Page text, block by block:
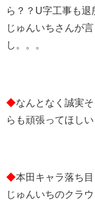
ら？？U字工事も退
じゅんいちさんが
し。。。
◆なんとなく誠実
らも頑張ってほしい
◆本田キャラ落ち
じゅんいちのクラ